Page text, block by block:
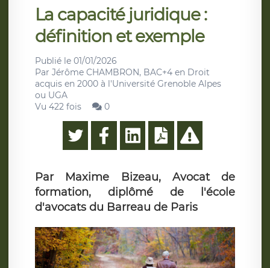
La capacité juridique :
définition et exemple
Publié le 01/01/2026
Par Jérôme CHAMBRON, BAC+4 en Droit
acquis en 2000 à l'Université Grenoble Alpes
ou UGA
Vu 422 fois
0
Par Maxime Bizeau, Avocat de
formation, diplômé de l'école
d'avocats du Barreau de Paris